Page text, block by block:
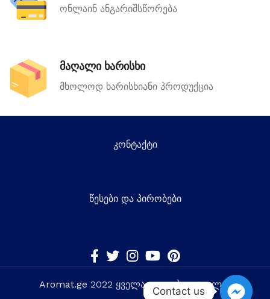
ონლაინ ანგარიშსწორება
მაღალი ხარისხი
მხოლოდ ხარისხიანი პროდუქცია
კონტაქტი
წესები და პირობები
Aromat.ge 2022 ყველა უფლება დაცულია
Contact us